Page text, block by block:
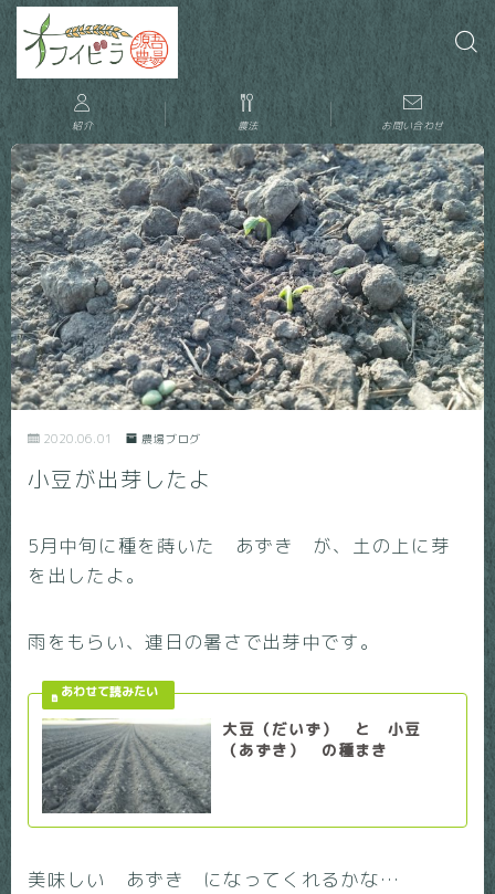
紹介 農法 お問い合わせ
2020.06.01 農場ブログ
小豆が出芽したよ
5月中旬に種を蒔いた あずき が、土の上に芽
を出したよ。
雨をもらい、連日の暑さで出芽中です。
大豆（だいず） と 小豆
（あずき） の種まき
美味しい あずき になってくれるかな…